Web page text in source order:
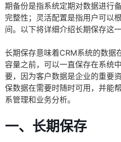
期备份是指系统定期对数据进行
完整性；灵活配置是指用户可以
间。以下将详细介绍长期保存这一
长期保存意味着CRM系统的数据
容量之前，可以一直保存在系统
要，因为客户数据是企业的重要
保数据在需要时随时可用，并能
系管理和业务分析。
一、长期保存